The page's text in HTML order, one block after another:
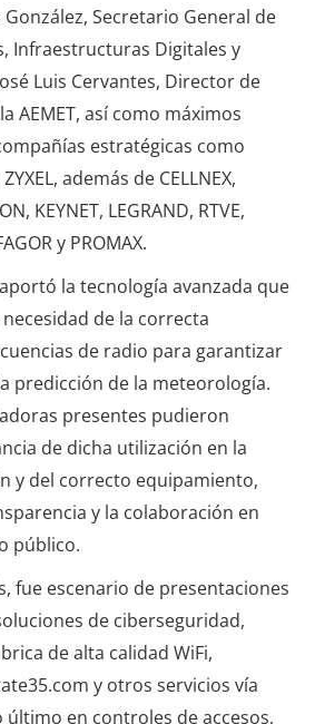
Secretario General de
Infraestructuras Digitales y
Luis Cervantes, Director de
AEMET, así como máximos
estratégicas como
ZYXEL, además de CELLNEX,
KEYNET, LEGRAND, RTVE,
y PROMAX.
la tecnología avanzada que
necesidad de la correcta
de radio para garantizar
predicción de la meteorología.
presentes pudieron
de dicha utilización en la
y del correcto equipamiento,
y la colaboración en
público.
fue escenario de presentaciones
de ciberseguridad,
de alta calidad WiFi,
y otros servicios vía
en controles de accesos,